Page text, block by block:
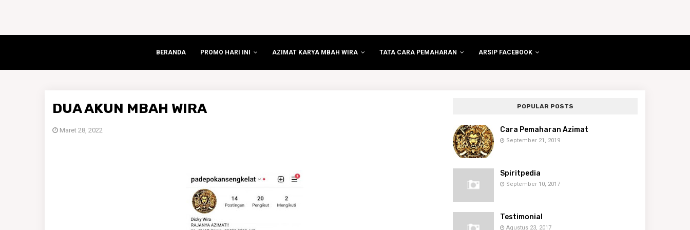
BERANDA PROMO HARI INI AZIMAT KARYA MBAH WIRA TATA CARA PEMAHARAN ARSIP FACEBOOK
DUA AKUN MBAH WIRA
Maret 28, 2022
POPULAR POSTS
Cara Pemaharan Azimat
September 21, 2019
Spiritpedia
September 10, 2017
Testimonial
Agustus 23, 2017